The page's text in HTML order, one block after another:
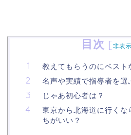
目次 [非表示
教えてもらうのにベスト
名声や実績で指導者を選
じゃあ初心者は？
東京から北海道に行くな
ちがいい？